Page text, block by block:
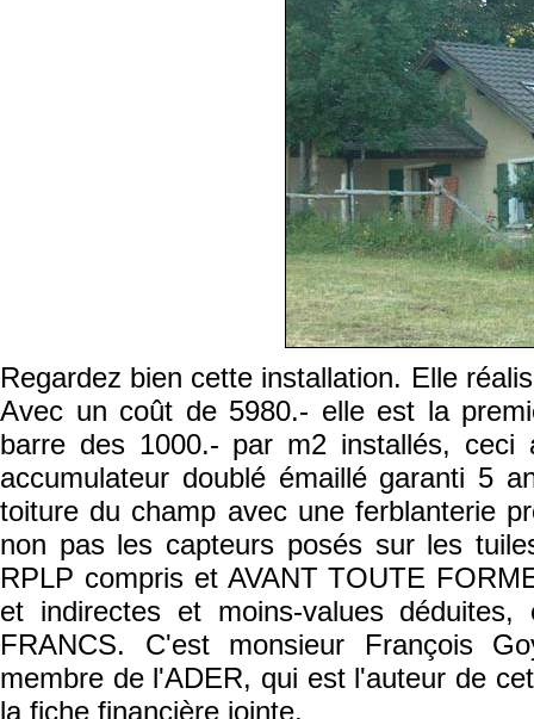
Regardez bien cette installation. Elle
Avec un coût de 5980.- elle est la
barre des 1000.- par m2 installés, ceci
accumulateur doublé émaillé garanti 5
toiture du champ avec une ferblanterie
non pas les capteurs posés sur les
RPLP compris et AVANT TOUTE
et indirectes et moins-values
FRANCS. C'est monsieur François
membre de l'ADER, qui est l'auteur de
la fiche financière jointe.